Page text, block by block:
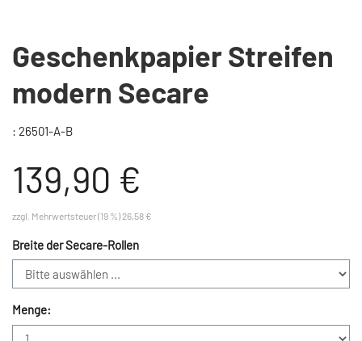
Geschenkpapier Streifen
modern Secare
: 26501-A-B
139,90 €
zzgl. Mehrwertsteuer (19 %) 26,58 €
Breite der Secare-Rollen
Menge: